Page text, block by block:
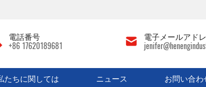
電話番号
+86 17620189681
電子メールアド
たちに関しては ニュース お問い合わ